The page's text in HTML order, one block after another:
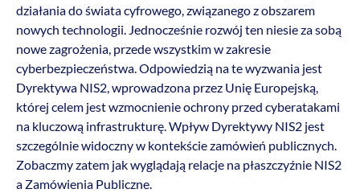
działania do świata cyfrowego, związanego z obszarem
nowych technologii. Jednocześnie rozwój ten niesie za sobą
nowe zagrożenia, przede wszystkim w zakresie
cyberbezpieczeństwa. Odpowiedzią na te wyzwania jest
Dyrektywa NIS2, wprowadzona przez Unię Europejską,
której celem jest wzmocnienie ochrony przed cyberatakami
na kluczową infrastrukturę. Wpływ Dyrektywy NIS2 jest
szczególnie widoczny w kontekście zamówień publicznych.
Zobaczmy zatem jak wyglądają relacje na płaszczyźnie NIS2
a Zamówienia Publiczne.